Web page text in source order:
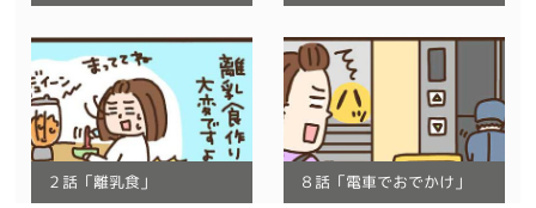
２話「離乳食」 ８話「電車でおでかけ」